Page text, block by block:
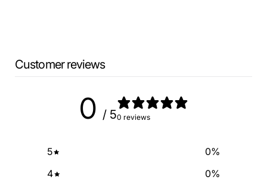
Customer reviews
0 / 50 reviews
5 0%
4
0%